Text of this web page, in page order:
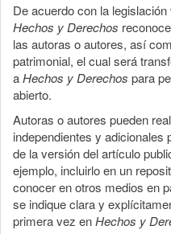
De acuerdo con la
Hechos y Derechos
las autoras o autores, así
patrimonial, el cual será
aHechos y Derechos para
abierto.
Autoras o autores pueden
independientes y
de la versión del artículo
ejemplo, incluirlo en un
conocer en otros medios en
se indique clara y
primera vez enHechos y